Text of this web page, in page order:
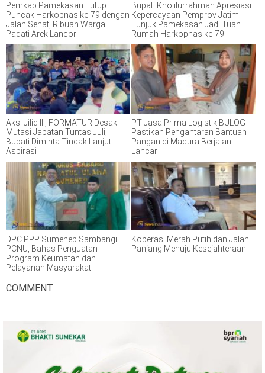
Pemkab Pamekasan Tutup
Puncak Harkopnas ke-79 dengan
Jalan Sehat, Ribuan Warga
Padati Arek Lancor
Bupati Kholilurrahman Apresiasi
Kepercayaan Pemprov Jatim
Tunjuk Pamekasan Jadi Tuan
Rumah Harkopnas ke-79
Aksi Jilid III, FORMATUR Desak
Mutasi Jabatan Tuntas Juli;
Bupati Diminta Tindak Lanjuti
Aspirasi
PT Jasa Prima Logistik BULOG
Pastikan Pengantaran Bantuan
Pangan di Madura Berjalan
Lancar
DPC PPP Sumenep Sambangi
PCNU, Bahas Penguatan
Program Keumatan dan
Pelayanan Masyarakat
Koperasi Merah Putih dan Jalan
Panjang Menuju Kesejahteraan
COMMENT